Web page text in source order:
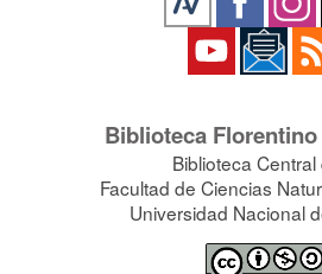
Biblioteca
Biblioteca Central
Facultad de Ciencias
Universidad Nacional